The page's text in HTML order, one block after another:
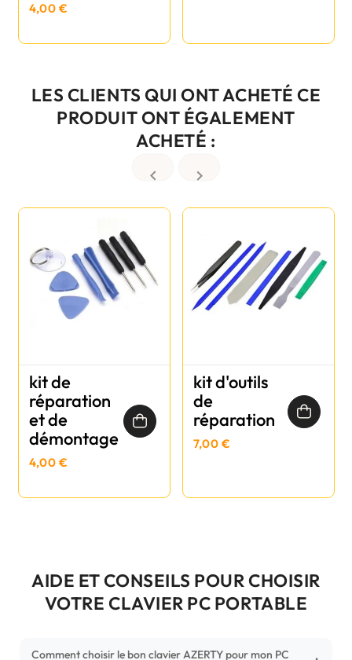
4,00 €
LES CLIENTS QUI ONT ACHETÉ CE
PRODUIT ONT ÉGALEMENT
ACHETÉ :
 
kit de
réparation
et de
démontage
4,00 €
kit d'outils
de
réparation
7,00 €
AIDE ET CONSEILS POUR CHOISIR
VOTRE CLAVIER PC PORTABLE
Comment choisir le bon clavier AZERTY pour mon PC